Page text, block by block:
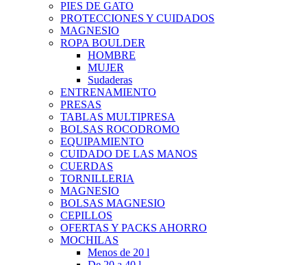
PIES DE GATO
PROTECCIONES Y CUIDADOS
MAGNESIO
ROPA BOULDER
HOMBRE
MUJER
Sudaderas
ENTRENAMIENTO
PRESAS
TABLAS MULTIPRESA
BOLSAS ROCODROMO
EQUIPAMIENTO
CUIDADO DE LAS MANOS
CUERDAS
TORNILLERIA
MAGNESIO
BOLSAS MAGNESIO
CEPILLOS
OFERTAS Y PACKS AHORRO
MOCHILAS
Menos de 20 l